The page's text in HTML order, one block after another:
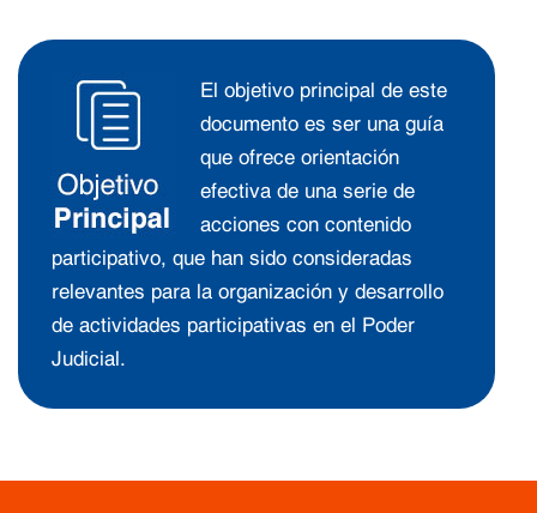
Objetivo PrincipalEl objetivo principal de este
documento es ser una guía
que ofrece orientación
efectiva de una serie de
acciones con contenido
participativo, que han sido consideradas
relevantes para la organización y desarrollo
de actividades participativas en el Poder
Judicial.